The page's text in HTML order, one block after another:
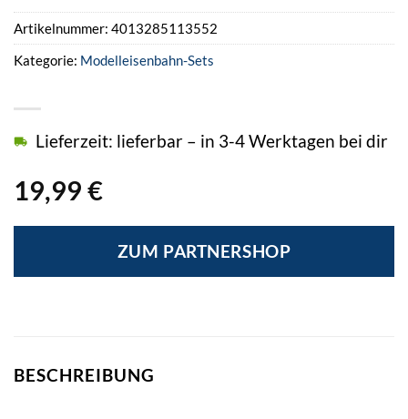
19,99 €
Lieferzeit: lieferbar – in 3-4 Werktagen bei dir
ZUM PARTNERSHOP
Artikelnummer: 4013285113552
Kategorie: Modelleisenbahn-Sets
BESCHREIBUNG